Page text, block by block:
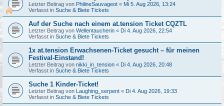
Letzter Beitrag von PhilineSauvageot « Mi 5. Aug 2026, 13:24
Verfasst in Suche & Biete Tickets
Auf der Suche nach einem at.tension Ticket CQZTL
Letzter Beitrag von Wellentaucherin « Di 4. Aug 2026, 22:54
Verfasst in Suche & Biete Tickets
1x at.tension Erwachsenen-Ticket gesucht – für meinen
Festival-Einstand!
Letzter Beitrag von nikki_in_tension « Di 4. Aug 2026, 20:48
Verfasst in Suche & Biete Tickets
Suche 1 Kinder-Ticket!
Letzter Beitrag von Laughing_serpent « Di 4. Aug 2026, 19:33
Verfasst in Suche & Biete Tickets